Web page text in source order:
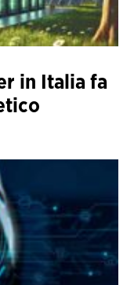
in Italia fa